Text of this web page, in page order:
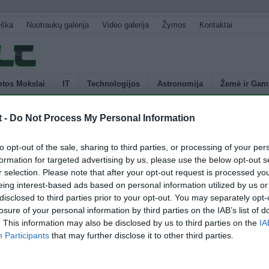
- Do Not Process My Personal Information
opt-out of the sale, sharing to third parties, or processing of your
for targeted advertising by us, please use the below opt-out
selection. Please note that after your opt-out request is processed
interest-based ads based on personal information utilized by us
to third parties prior to your opt-out. You may separately
of your personal information by third parties on the IAB’s list of
This information may also be disclosed by us to third parties on the
Participants that may further disclose it to other third parties.
Nuotraukų galerija Video galerija Žymos Kontaktai
Mokslai IT Technologijos Astronomija Žemė ir
laiko dalį praleidžia žemyninėse valstybių dalyse, salos iš
įdomios. Kai kurie žmonės tik deginasi jų paplūdimiuose, tačiau kiti
regionus didžiuosiuose pasaulio vandenynuose. Pastarieji salas
ramias sodybas poilsiui. Salų kraštovaizdis dažniausiai yra labai
dominuoja vandenyno vaizdas, o oras gali būti toks pat […]